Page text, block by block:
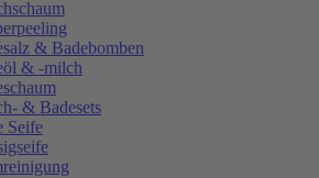
& Badebomben
& -milch
& Badesets
Seife